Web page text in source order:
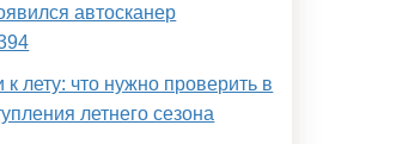
автосканер
к лету: что нужно проверить в
летнего сезона